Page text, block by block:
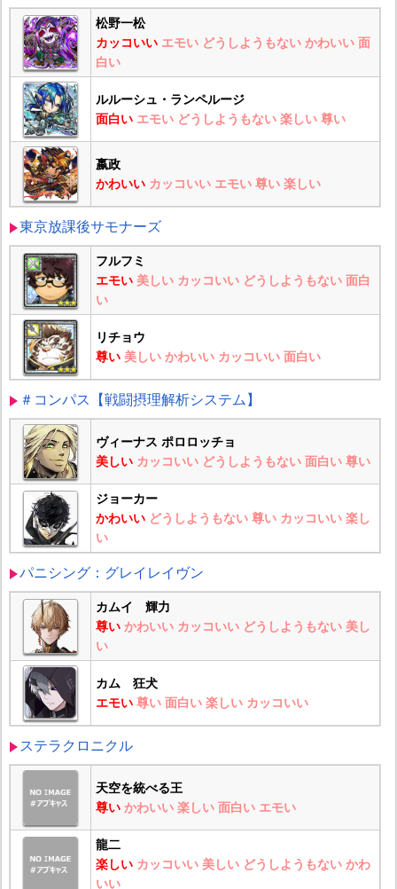
松野一松
カッコいい エモい どうしようもない かわいい 面
白い
ルルーシュ・ランペルージ
面白い エモい どうしようもない 楽しい 尊い
嬴政
かわいい カッコいい エモい 尊い 楽しい
東京放課後サモナーズ
フルフミ
エモい 美しい カッコいい どうしようもない 面白
い
リチョウ
尊い 美しい かわいい カッコいい 面白い
＃コンパス【戦闘摂理解析システム】
ヴィーナス ポロロッチョ
美しい カッコいい どうしようもない 面白い 尊い
ジョーカー
かわいい どうしようもない 尊い カッコいい 楽し
い
パニシング：グレイレイヴン
カムイ 輝力
尊い かわいい カッコいい どうしようもない 美し
い
カム 狂犬
エモい 尊い 面白い 楽しい カッコいい
ステラクロニクル
天空を統べる王
尊い かわいい 楽しい 面白い エモい
龍二
楽しい カッコいい 美しい どうしようもない かわ
いい